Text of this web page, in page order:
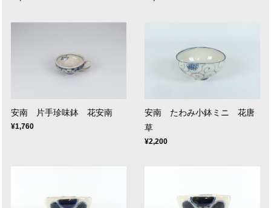
安南 片手珍味鉢 花安南
¥1,760
安南 たわみ小鉢ミニ 花唐
草
¥2,200